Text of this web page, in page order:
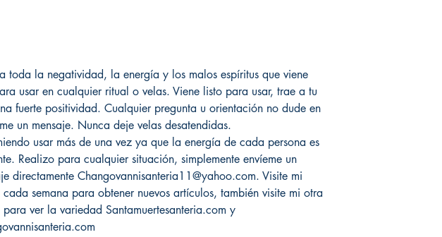
toda la negatividad, la energía y los malos espíritus que viene
usar en cualquier ritual o velas. Viene listo para usar, trae a tu
fuerte positividad. Cualquier pregunta u orientación no dude en
un mensaje. Nunca deje velas desatendidas.
usar más de una vez ya que la energía de cada persona es
Realizo para cualquier situación, simplemente envíeme un
directamente Changovannisanteria11@yahoo.com. Visite mi
semana para obtener nuevos artículos, también visite mi otra
para ver la variedad Santamuertesanteria.com y